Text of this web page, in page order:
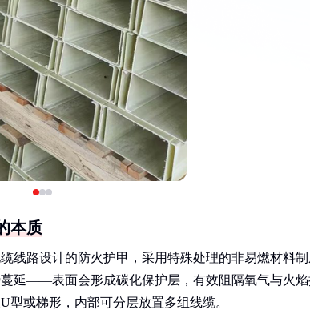
本质
线路设计的防火护甲，采用特殊处理的非易燃材料
延——表面会形成碳化保护层，有效阻隔氧气与火
型或梯形，内部可分层放置多组线缆。